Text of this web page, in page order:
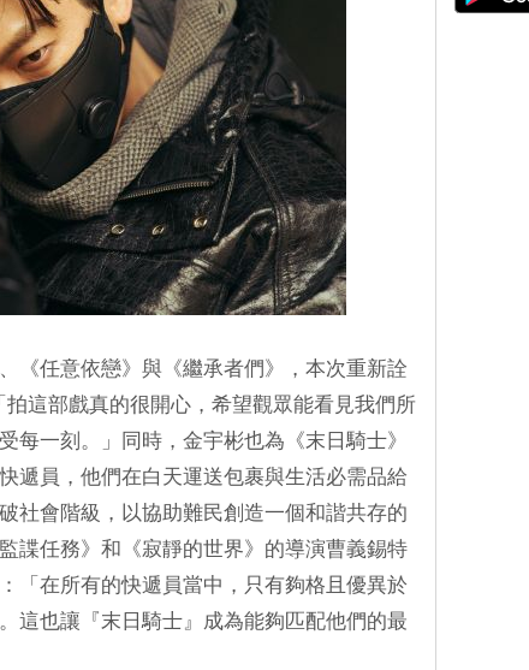
《任意依戀》與《繼承者們》，本次重新詮
這部戲真的很開心，希望觀眾能看見我們所
每一刻。」同時，金宇彬也為《末日騎士》
遞員，他們在白天運送包裹與生活必需品給
社會階級，以協助難民創造一個和諧共存的
諜任務》和《寂靜的世界》的導演曹義錫特
「在所有的快遞員當中，只有夠格且優異於
這也讓『末日騎士』成為能夠匹配他們的最